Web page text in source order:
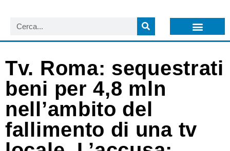
Tv. Roma: sequestrati
beni per 4,8 mln
nell’ambito del
fallimento di una tv